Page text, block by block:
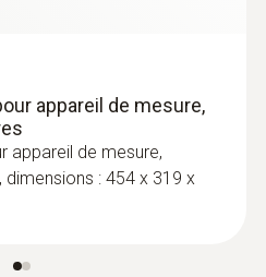
appareil de mesure,
appareil de mesure,
: 454 x 319 x